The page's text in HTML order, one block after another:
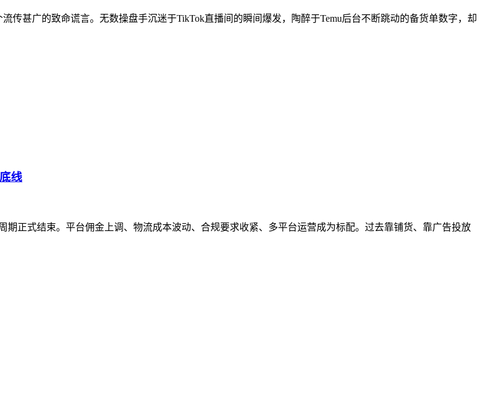
传甚广的致命谎言。无数操盘手沉迷于TikTok直播间的瞬间爆发，陶醉于Temu后台不断跳动的备货单数字，却
线
期正式结束。平台佣金上调、物流成本波动、合规要求收紧、多平台运营成为标配。过去靠铺货、靠广告投放